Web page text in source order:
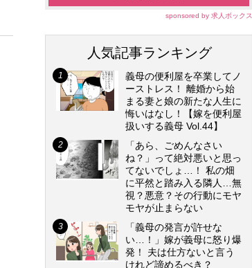
sponsored by 求人ボックス
人気記事ランキング
義母の便利屋を卒業してノ
ーストレス！ 離婚から始
まる妻と娘の新たな人生に
悔いはなし！【嫁を便利屋
扱いする義母 Vol.44】
「あら、ごめんなさい
ね？」って絶対悪いと思っ
てないでしょ…！ 私の畑
に平然と踏み入る隣人…無
視？悪意？その行動にモヤ
モヤが止まらない
「義母の発言が許せな
い…！」嫁が義母に怒り爆
発！ 夫は仕方ないと言う
けれど諦めるべき？